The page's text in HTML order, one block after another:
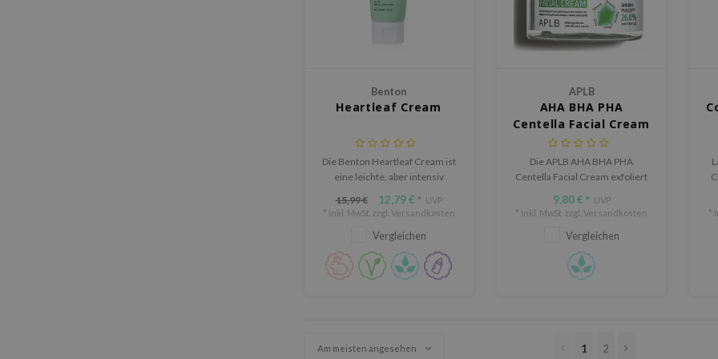
Benton
Heartleaf Cream
Die Benton Heartleaf Cream ist
eine leichte, aber intensiv
die speziell entwickelt wurde,
und das Gleichgewicht der Haut
wiederherzustellen.
15,99 € 12,79 € * UVP
* Inkl. MwSt. zzgl. Versandkosten
Vergleichen
APLB
AHA BHA PHA
Centella Facial Cream
Die APLB AHA BHA PHA
Centella Facial Cream exfoliert
beruhigt die Haut mit einer
Säuren und Centella Asiatica
Extrakt.
9,80 € * UVP
* Inkl. MwSt. zzgl. Versandkosten
Vergleichen
*
Am meisten angesehen 1 2